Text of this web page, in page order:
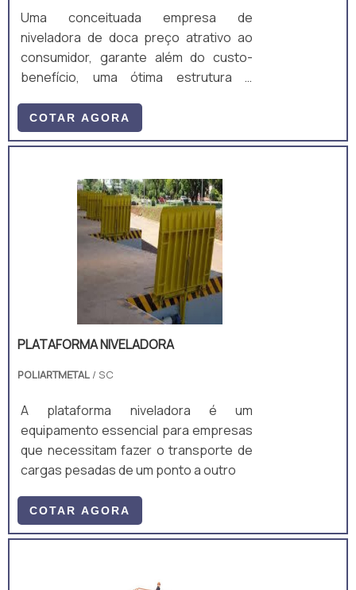
Uma conceituada empresa de
niveladora de doca preço atrativo ao
consumidor, garante além do custo-
benefício, uma ótima estrutura e
comercializado. O ato é uma clara
demonstração de ética profissional,
mercado do cenário em que atua.A
niveladora é o equipamento ideal para
operações em locais que não possuem
doca de concreto fixa, ou locais que
necessitam de elevar ou baixar cargas
de um nível de piso a outro. Este
equipamento tem b.
COTAR AGORA
PLATAFORMA NIVELADORA
POLIARTMETAL / SC
A plataforma niveladora é um
equipamento essencial para empresas
que necessitam fazer o transporte de
cargas pesadas de um ponto a outro
COTAR AGORA